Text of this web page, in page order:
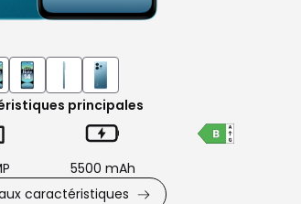
principales
5500 mAh
caractéristiques